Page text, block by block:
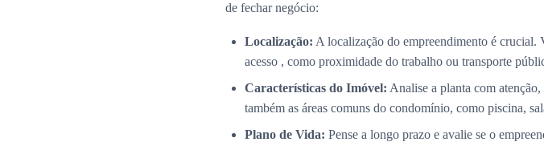
de fechar negócio:
Localização: A localização do empreendimento é crucial.
acesso , como proximidade do trabalho ou transporte
Características do Imóvel: Analise a planta com
também as áreas comuns do condomínio, como piscina,
Plano de Vida: Pense a longo prazo e avalie se o